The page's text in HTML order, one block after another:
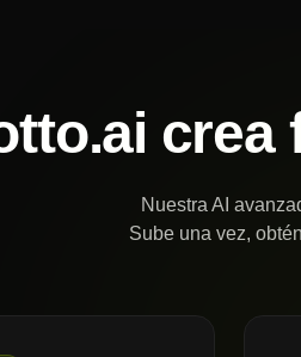
crea
Nuestra AI
Sube una vez,